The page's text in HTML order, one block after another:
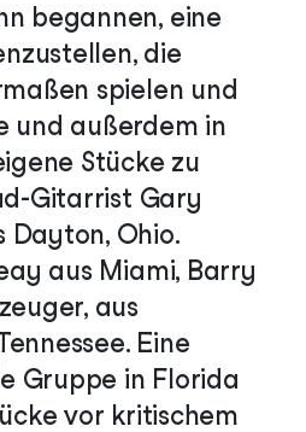
begannen, eine
die
spielen und
und außerdem in
Stücke zu
Gitarrist Gary
Dayton, Ohio.
aus Miami, Barry
aus
Eine
Gruppe in Florida
vor kritischem